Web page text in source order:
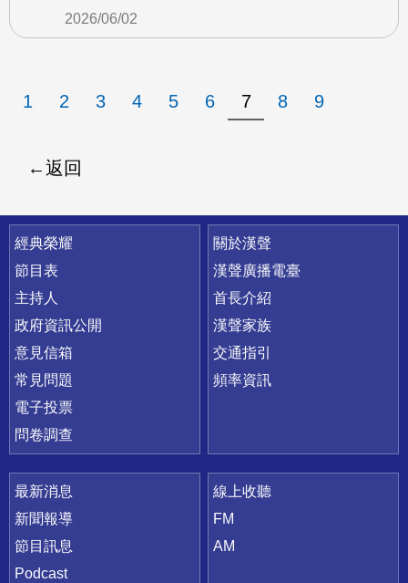
2026/06/02
1 2 3 4 5 6 7 8 9
返回
快速連結
經典榮耀
節目表
主持人
政府資訊公開
意見信箱
常見問題
電子投票
問卷調查
關於漢聲
漢聲廣播電臺
首長介紹
漢聲家族
交通指引
頻率資訊
最新消息
新聞報導
節目訊息
Podcast
線上收聽
FM
AM